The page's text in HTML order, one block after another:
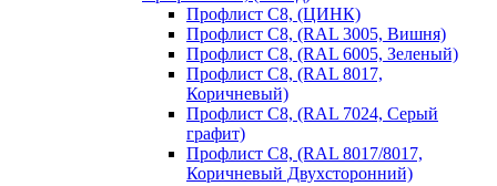
Профлист С8, (ЦИНК)
Профлист С8, (RAL 3005, Вишня)
Профлист С8, (RAL 6005, Зеленый)
Профлист С8, (RAL 8017,
Коричневый)
Профлист С8, (RAL 7024, Серый
графит)
Профлист С8, (RAL 8017/8017,
Коричневый Двухсторонний)